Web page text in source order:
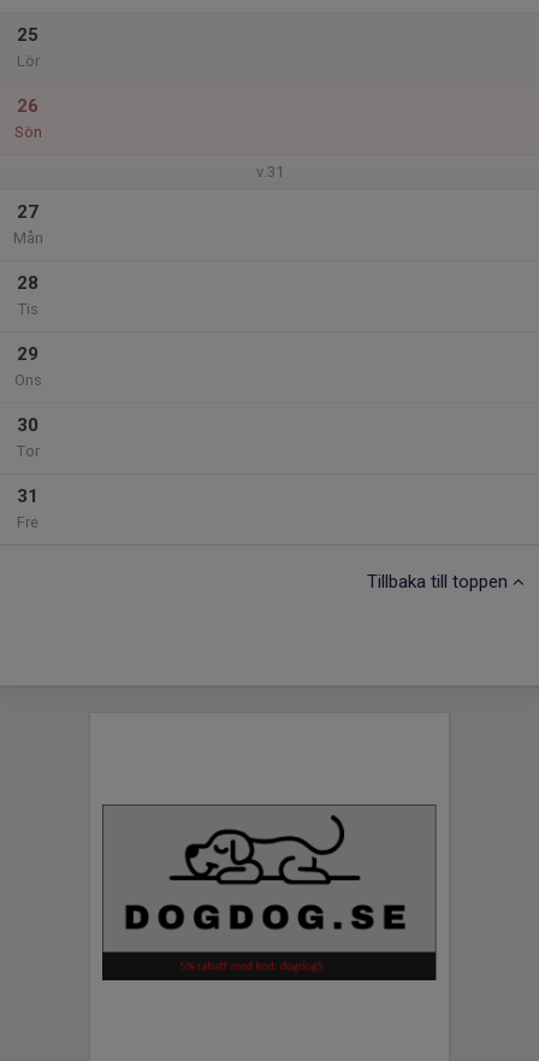
25
Lör
26
Sön
v.31
27
Mån
28
Tis
29
Ons
30
Tor
31
Fre
Tillbaka till toppen